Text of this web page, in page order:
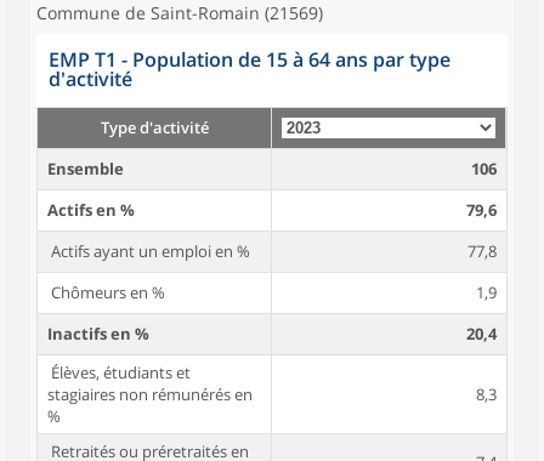
Commune de Saint-Romain (21569)
EMP T1 - Population de 15 à 64 ans par type
d'activité
Type d'activité
Ensemble
106
Actifs en %
79,6
Actifs ayant un emploi en %
77,8
Chômeurs en %
1,9
Inactifs en %
20,4
Élèves, étudiants et
stagiaires non rémunérés en
%
8,3
Retraités ou préretraités en